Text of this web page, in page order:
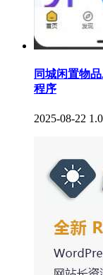
同城闲置物
程序
2025-08-22